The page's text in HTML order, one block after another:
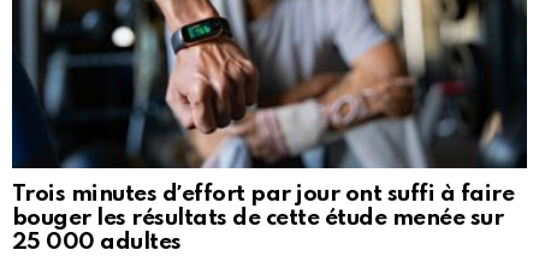
Trois minutes dʼeffort par jour ont suffi à faire
bouger les résultats de cette étude menée sur
25 000 adultes